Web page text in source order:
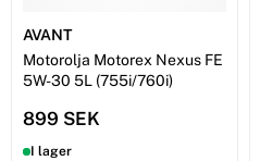
AVANT
Motorolja Motorex Nexus FE
5W-30 5L (755i/760i)
899 SEK
I lager